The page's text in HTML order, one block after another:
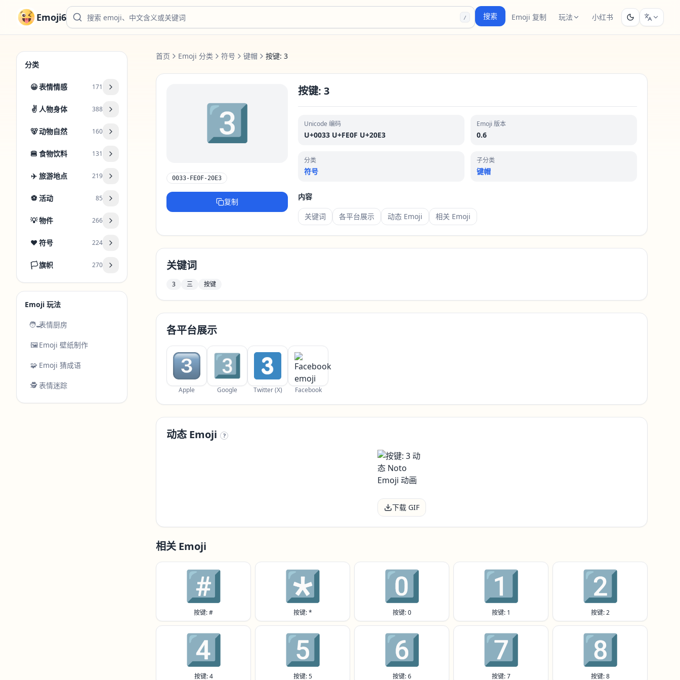
Emoji6 / 搜索 Emoji 复制 玩法 小红书
分类
😀表情情感 171
✌️ 人物身体 388
🐻动物自然 160
🍔 食物饮料 131
✈️ 旅游地点 219
⚽ 活动 85
💡物件 266
❤️符号 224
🏳️旗帜 270
Emoji 玩法
🧑‍🍳表情厨房
🖼️Emoji 壁纸制作
🧩 Emoji 猜成语
🕵️ 表情迷踪
首页 Emoji 分类 符号 键帽 按键: 3
3️⃣
0033-FE0F-20E3
复制
按键: 3
Unicode 编码
U+0033 U+FE0F U+20E3
Emoji 版本
0.6
分类
符号
子分类
键帽
内容
关键词 各平台展示 动态 Emoji 相关 Emoji
关键词
3 三 按键
各平台展示
Apple Google Twitter (X) Facebook
动态 Emoji ?
下载 GIF
相关 Emoji
#️⃣
按键: #
*️⃣
按键: *
0️⃣
按键: 0
1️⃣
按键: 1
2️⃣
按键: 2
4️⃣
按键: 4
5️⃣
按键: 5
6️⃣
按键: 6
7️⃣
按键: 7
8️⃣
按键: 8